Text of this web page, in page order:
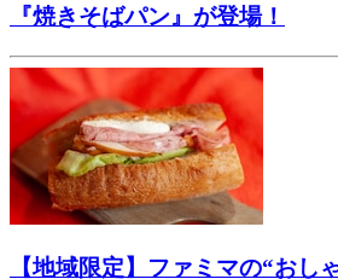
『焼きそばパン』が登場！
【地域限定】ファミマの“おし